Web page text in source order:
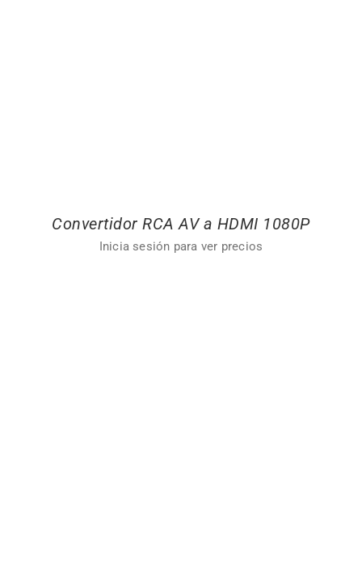
Convertidor RCA AV a HDMI 1080P
Inicia sesión para ver precios